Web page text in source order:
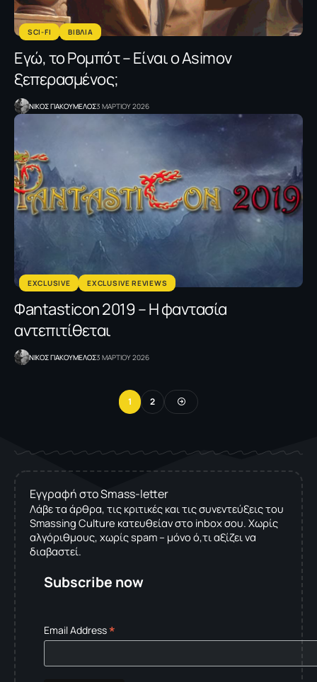
SCI-FI ΒΙΒΛΙΑ
Εγώ, το Ρομπότ – Είναι ο Αsimov
ξεπερασμένος;
NΙΚΟΣ ΓΙΑΚΟΥΜΕΛΟΣ3 ΜΑΡΤΙΟΥ 2026
EXCLUSIVE EXCLUSIVE REVIEWS
Φantasticon 2019 – Η φαντασία
αντεπιτίθεται
NΙΚΟΣ ΓΙΑΚΟΥΜΕΛΟΣ3 ΜΑΡΤΙΟΥ 2026
1 2
Εγγραφή στο Smass-letter
Λάβε τα άρθρα, τις κριτικές και τις συνεντεύξεις του
Smassing Culture κατευθείαν στο inbox σου. Χωρίς
αλγόριθμους, χωρίς spam – μόνο ό,τι αξίζει να
διαβαστεί.
Subscribe now
Email Address*